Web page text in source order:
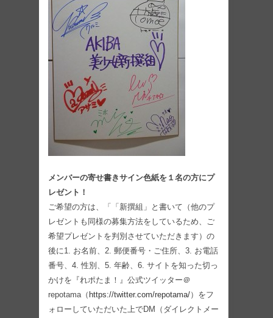
メンバーの寄せ書きサイン色紙を１名の方にプ
レゼント！
ご希望の方は、「「新撰組」と書いて（他のプ
レゼントも同様の募集方法をしているため、ご
希望プレゼントを判別させていただきます）の
後に1. お名前、2. 郵便番号・ご住所、3. お電話
番号、4. 性別、5. 年齢、6. サイトを知った切っ
かけを『れポたま！』公式ツイッター＠
repotama（ https://twitter.com/repotama/）をフ
ォローしていただいた上でDM（ダイレクトメー